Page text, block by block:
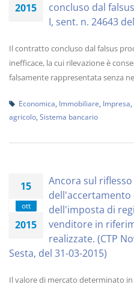
2015
concluso dal
I, sent. n. 24643
Il contratto concluso dal falsus
inefficace, la cui rilevazione è
falsamente rappresentata senza
Economica Immobiliare Impresa
agricolo Sistema bancario
15
ott
2015
Ancora sul
dell'accertamento
dell'imposta di
venditore in
realizzate. (CTP
Sesta, del 31-03-2015)
Il valore di mercato determinato